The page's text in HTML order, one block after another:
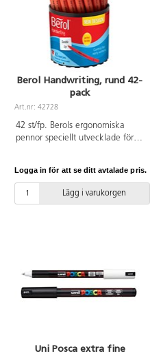
Berol Handwriting, rund 42-
pack
Art.nr: 42728
42 st/fp. Berols ergonomiska
pennor speciellt utvecklade för
grepp och stödjer en mer
finmotorisk handskrift. Pennkropp
av plast. Mediumbred,
Logga in för att se ditt avtalade pris.
Lägg i varukorgen
Uni Posca extra fine